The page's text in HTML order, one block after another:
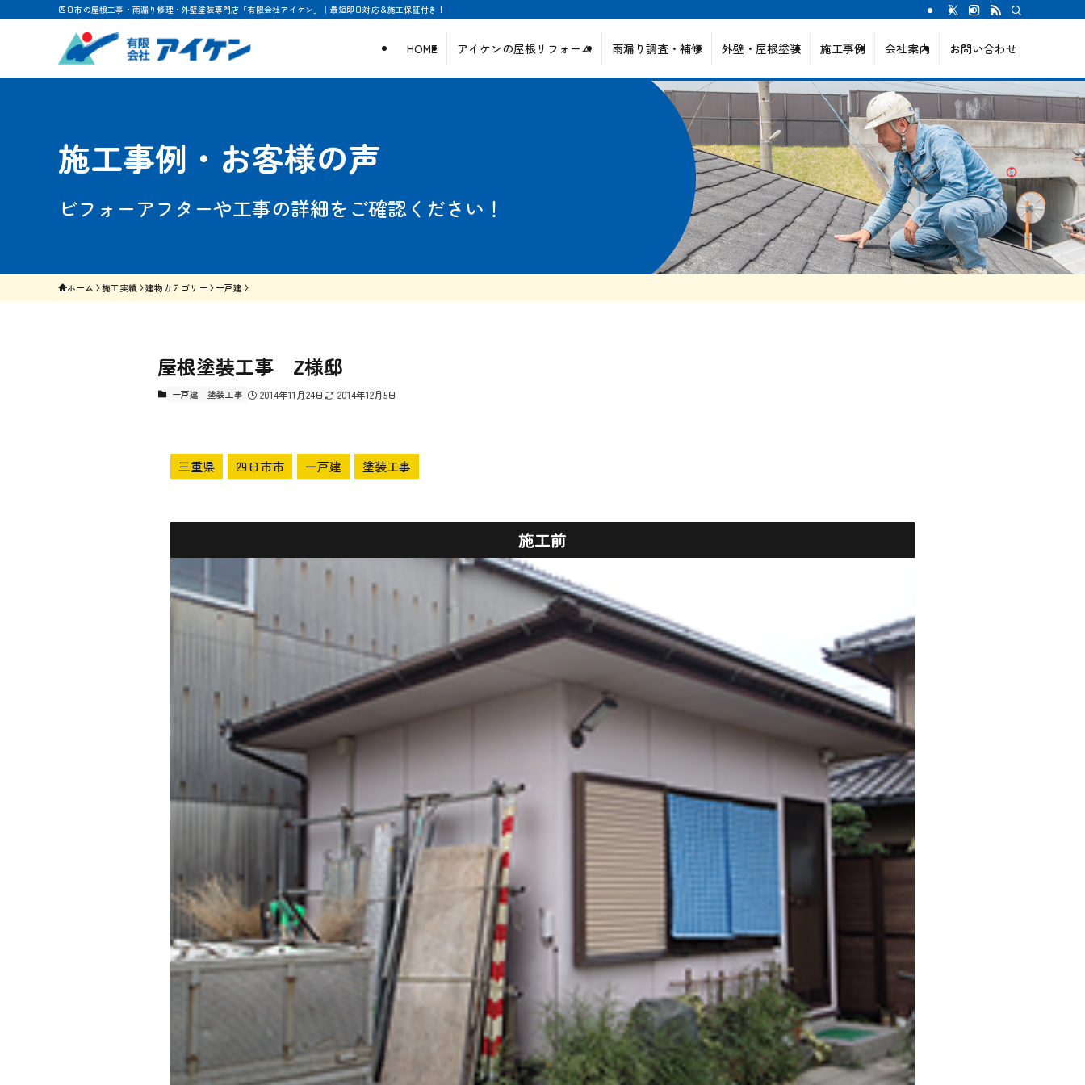
四日市の屋根工事・雨漏り修理・外壁塗装専門店「有限会社アイケン」｜最短即日対応＆施工保証付き！
HOME アイケンの屋根リフォーム 雨漏り調査・補修 外壁・屋根塗装 施工事例 会社案内 お問い合わせ
施工事例・お客様の声
ビフォーアフターや工事の詳細をご確認ください！
ホーム 施工実績 建物カテゴリー 一戸建
屋根塗装工事 Z様邸
一戸建 塗装工事 2014年11月24日 2014年12月5日
三重県 四日市市 一戸建 塗装工事
施工前